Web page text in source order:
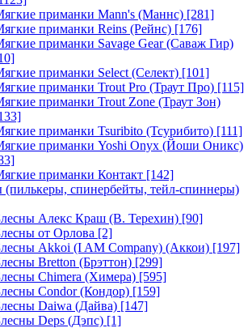
приманки Mann's (Маннс) [281]
приманки Reins (Рейнс) [176]
приманки Savage Gear (Саваж Гир)
приманки Select (Селект) [101]
приманки Trout Pro (Траут Про) [115]
приманки Trout Zone (Траут Зон)
приманки Tsuribito (Тсурибито) [111]
приманки Yoshi Onyx (Йоши Оникс)
приманки Контакт [142]
(пилькеры, спинербейты, тейл-спиннеры)
Алекс Краш (В. Терехин) [90]
от Орлова [2]
Akkoi (I AM Company) (Аккои) [197]
Bretton (Брэттон) [299]
Chimera (Химера) [595]
Condor (Кондор) [159]
Daiwa (Дайва) [147]
Deps (Дэпс) [1]